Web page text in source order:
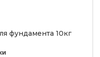
фундамента 10кг